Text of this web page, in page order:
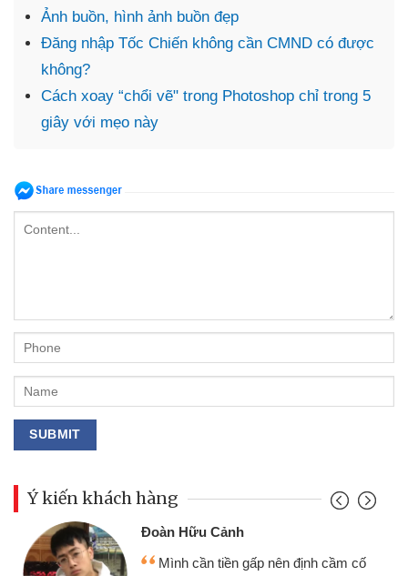
Ảnh buồn, hình ảnh buồn đẹp
Đăng nhập Tốc Chiến không cần CMND có được
không?
Cách xoay “chổi vẽ" trong Photoshop chỉ trong 5
giây với mẹo này
Ý kiến khách hàng
Đoàn Hữu Cảnh
Mình cần tiền gấp nên định cầm cố